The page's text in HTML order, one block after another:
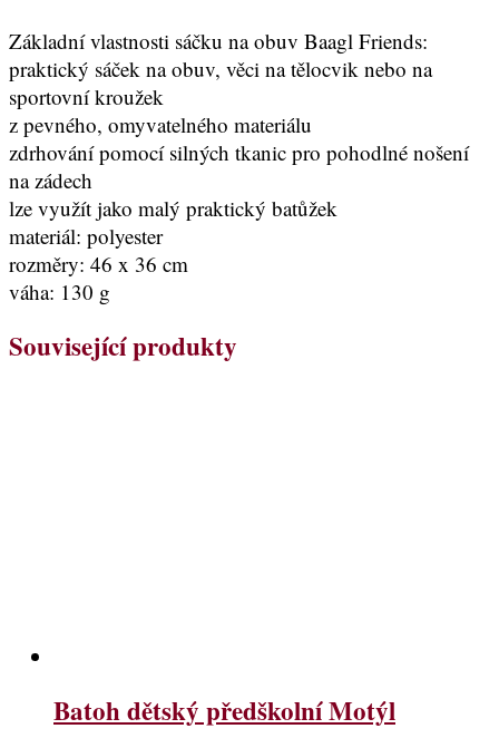
Základní vlastnosti sáčku na obuv Baagl Friends:
praktický sáček na obuv, věci na tělocvik nebo na
sportovní kroužek
z pevného, omyvatelného materiálu
zdrhování pomocí silných tkanic pro pohodlné nošení
na zádech
lze využít jako malý praktický batůžek
materiál: polyester
rozměry: 46 x 36 cm
váha: 130 g
Související produkty
Batoh dětský předškolní Motýl